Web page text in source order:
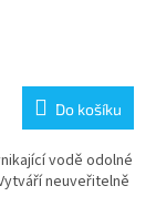
Do košíku
vodě odolné
neuveřitelně